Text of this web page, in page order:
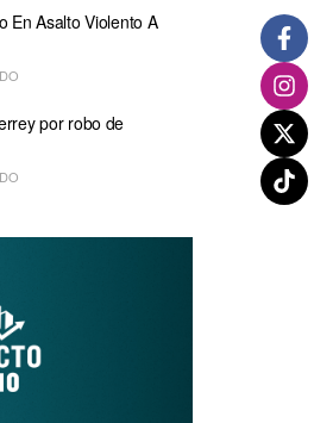
En Asalto Violento A
por robo de